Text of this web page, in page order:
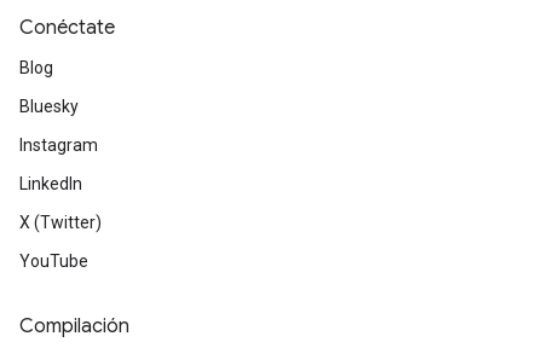
Conéctate
Blog
Bluesky
Instagram
LinkedIn
X (Twitter)
YouTube
Compilación